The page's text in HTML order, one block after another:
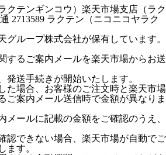
クテンギンコウ）楽天市場支店（ラク
2713589 ラクテン（ニコニコヤラク
ループ株式会社が保有しています。
するご案内メールを楽天市場からお送
発送手続きが開始いたします。
た場合、お客様のご注文時と楽天市場
ご案内メール送信時で金額が異なりま
メールに記載の金額をご確認のうえ、
認できない場合、楽天市場が自動でご
ます。